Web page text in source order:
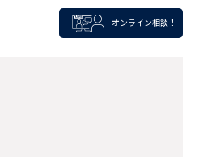
オンライン相談！